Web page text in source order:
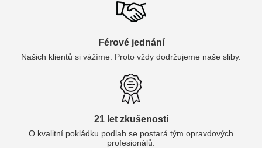
Férové jednání
Našich klientů si vážíme. Proto vždy dodržujeme naše sliby.
21 let zkušeností
O kvalitní pokládku podlah se postará tým opravdových
profesionálů.